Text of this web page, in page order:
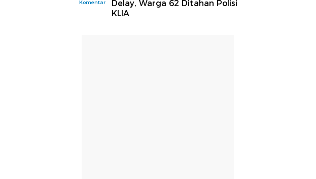
Komentar
Delay, Warga 62 Ditahan Polisi
KLIA